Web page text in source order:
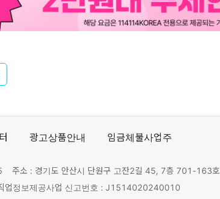
광고상품안내 임금체불사업주
주소 : 경기도 안산시 단원구 고잔2길 45, 7층 701-163호
업정보제공사업 신고번호 : J1514020240010